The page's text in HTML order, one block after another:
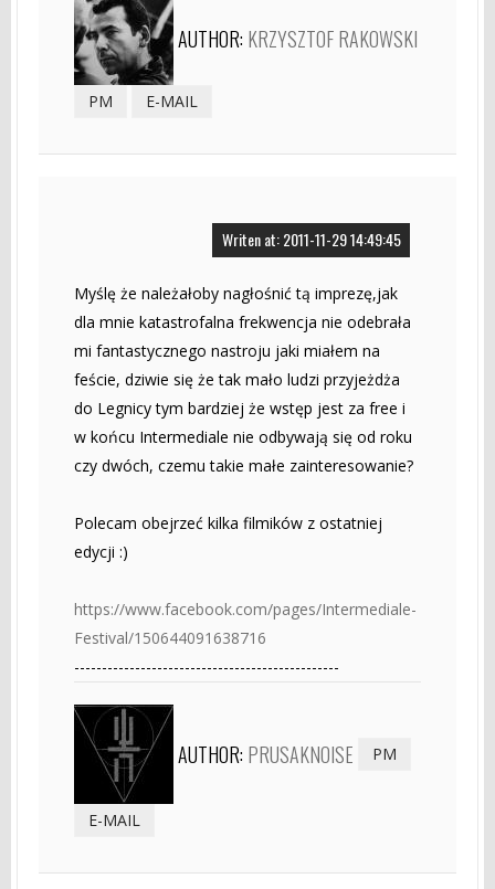
AUTHOR: KRZYSZTOF RAKOWSKI
PM E-MAIL
Writen at: 2011-11-29 14:49:45
Myślę że należałoby nagłośnić tą imprezę,jak
dla mnie katastrofalna frekwencja nie odebrała
mi fantastycznego nastroju jaki miałem na
feście, dziwie się że tak mało ludzi przyjeżdża
do Legnicy tym bardziej że wstęp jest za free i
w końcu Intermediale nie odbywają się od roku
czy dwóch, czemu takie małe zainteresowanie?
Polecam obejrzeć kilka filmików z ostatniej
edycji :)
https://www.facebook.com/pages/Intermediale-
Festival/150644091638716
------------------------------------------------
AUTHOR: PRUSAKNOISE PM
E-MAIL